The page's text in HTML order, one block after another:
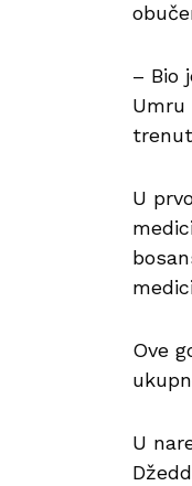
– Bio
Umru
U
Ove
U